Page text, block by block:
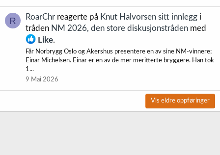
R RoarChr reagerte på Knut Halvorsen sitt innlegg i
tråden NM 2026, den store diskusjonstråden med
Like.
Får Norbrygg Oslo og Akershus presentere en av sine NM-vinnere;
Einar Michelsen. Einar er en av de mer meritterte bryggere. Han tok
1...
9 Mai 2026
Vis eldre oppføringer